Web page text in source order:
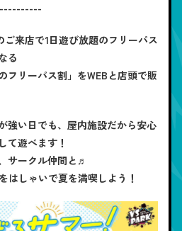
ご来店で1日遊び放題のフリーパス
る
フリーパス割」をWEBと店頭で販
強い日でも、屋内施設だから安心
て遊べます！
サークル仲間と♬
はしゃいで夏を満喫しよう！